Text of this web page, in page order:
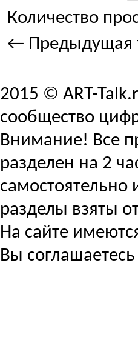
Количество
← Предыдущая
2015 © ART-
сообщество
Внимание! Все
разделен на 2
самостоятельно
разделы взяты
На сайте
Вы